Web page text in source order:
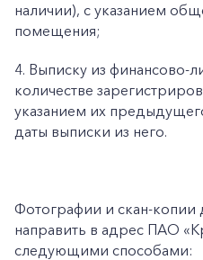
наличии), с указанием
помещения;
4. Выписку из финансово-
количестве
указанием их
даты выписки из него.
Фотографии и скан-
направить в адрес ПАО
следующими способами: